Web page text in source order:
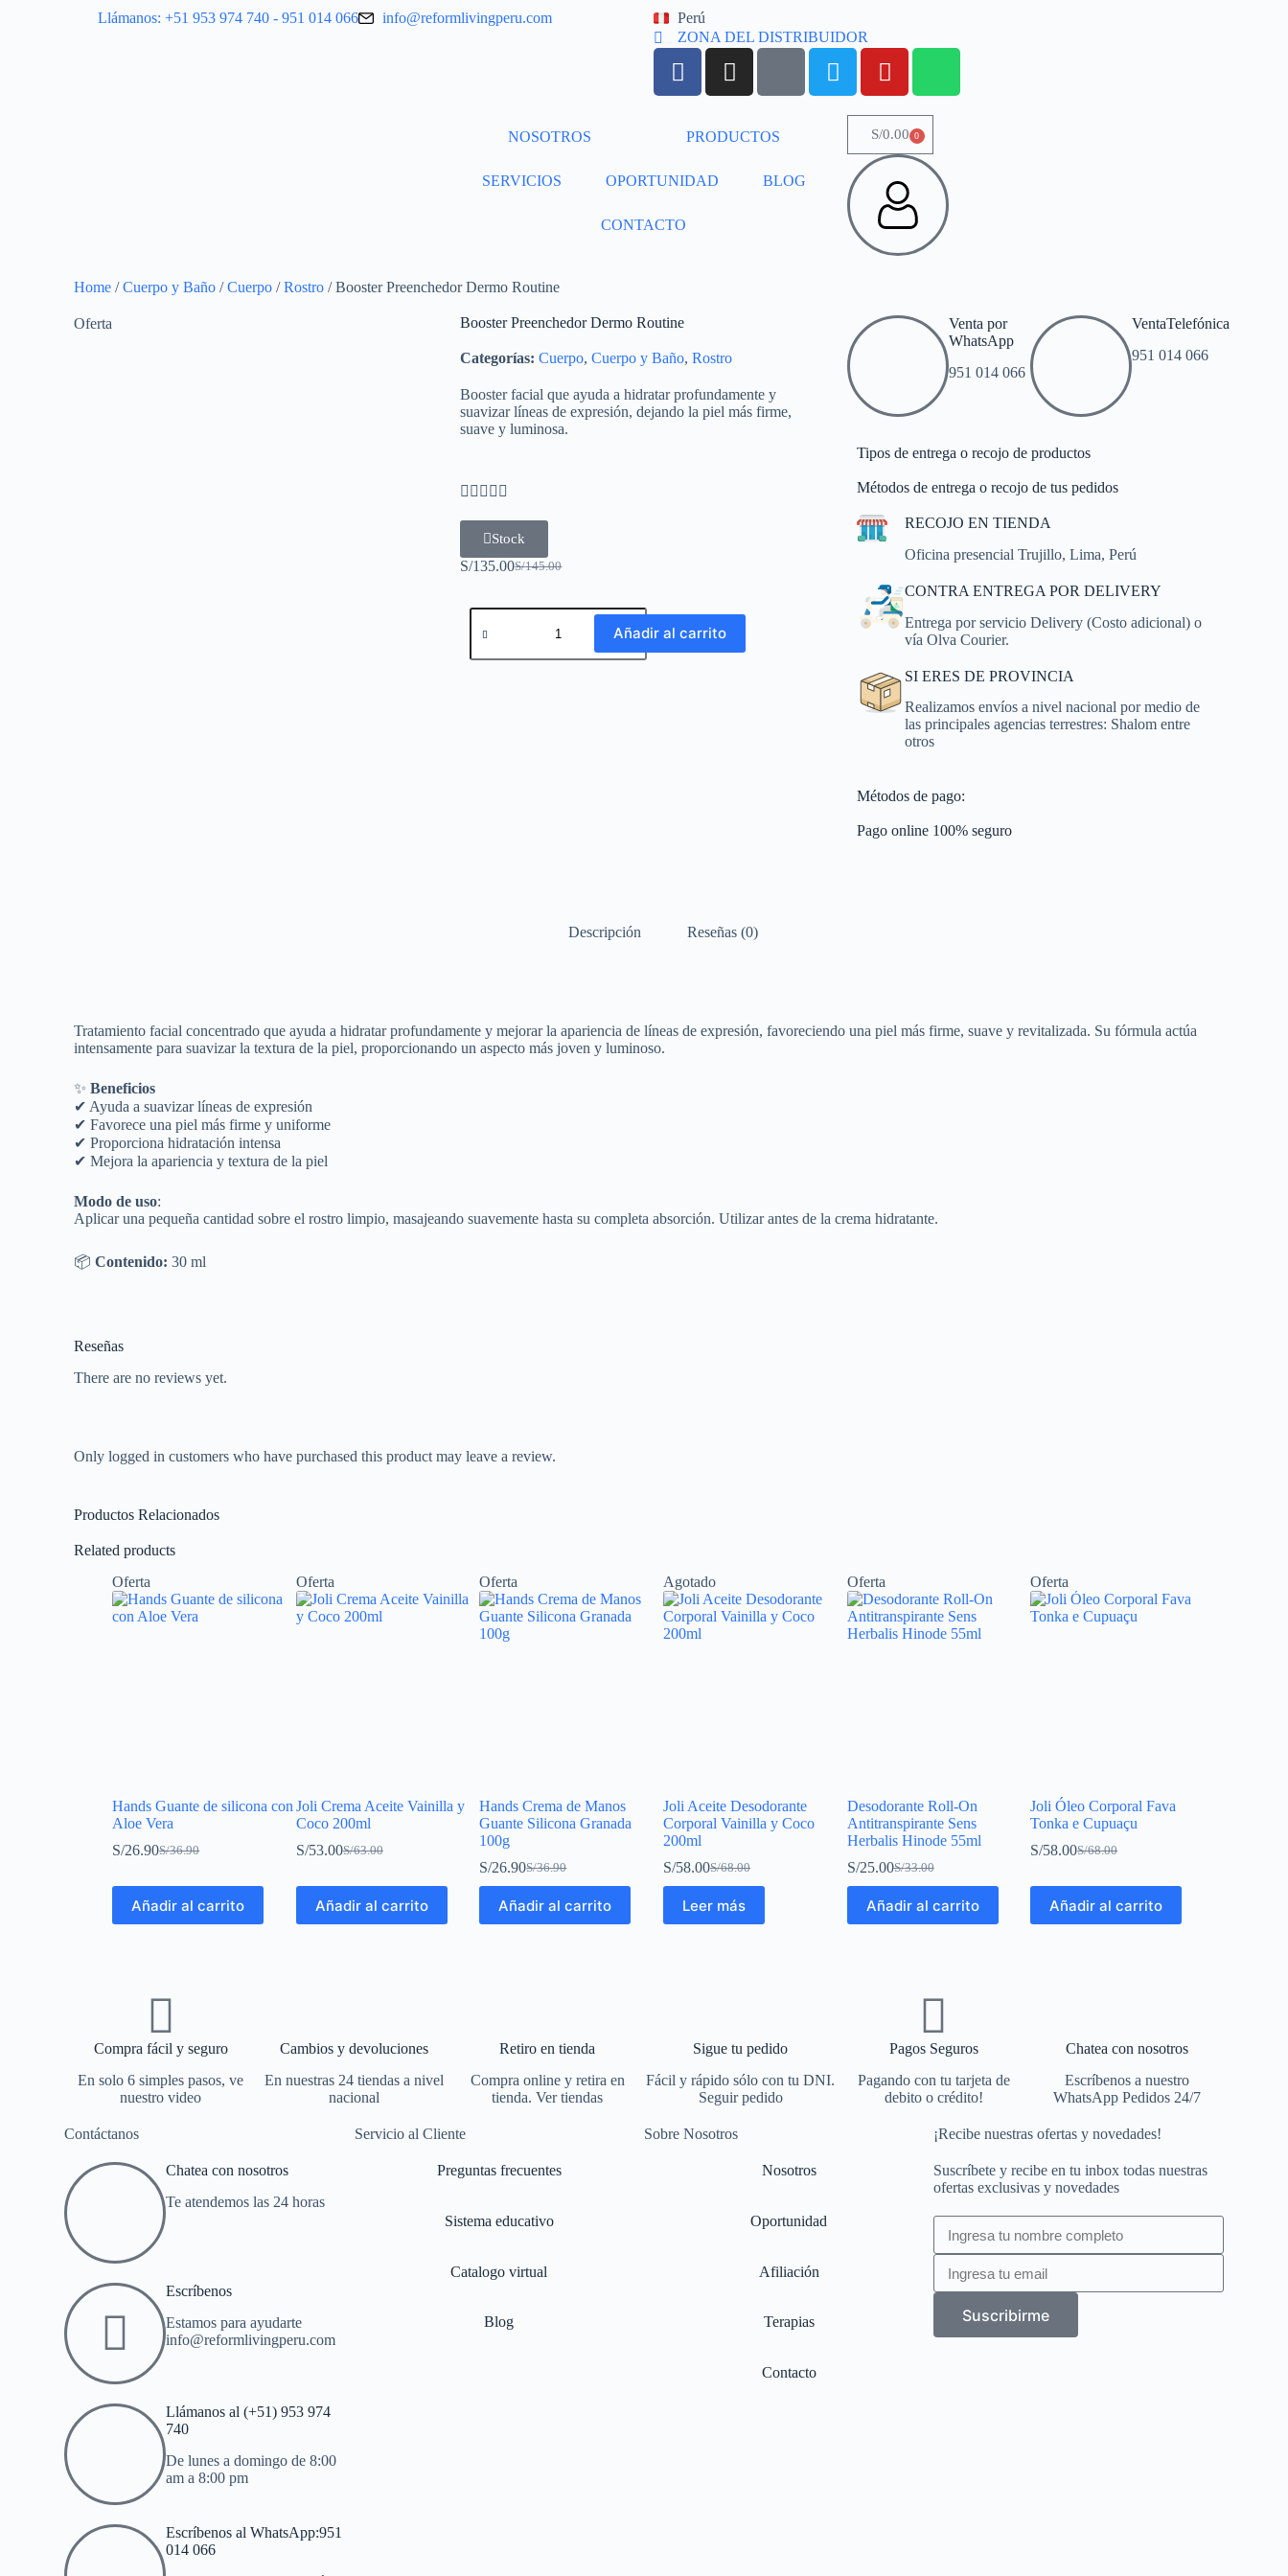
Llámanos: +51 953 974 740 - 951 014 066 info@reformlivingperu.com
Perú
ZONA DEL DISTRIBUIDOR
NOSOTROS PRODUCTOS
SERVICIOS OPORTUNIDAD BLOG
CONTACTO
S/0.00 0
Home /Cuerpo y Baño /Cuerpo /Rostro / Booster Preenchedor Dermo Routine
Oferta Booster Preenchedor Dermo Routine
Categorías: Cuerpo,Cuerpo y Baño,Rostro
Booster facial que ayuda a hidratar profundamente y
suavizar líneas de expresión, dejando la piel más firme,
suave y luminosa.
    
Stock
S/145.00
S/135.00
Añadir al carrito
Venta por
WhatsApp
951 014 066
VentaTelefónica
951 014 066
Tipos de entrega o recojo de productos
Métodos de entrega o recojo de tus pedidos
RECOJO EN TIENDA
Oficina presencial Trujillo, Lima, Perú
CONTRA ENTREGA POR DELIVERY
Entrega por servicio Delivery (Costo adicional) o
vía Olva Courier.
SI ERES DE PROVINCIA
Realizamos envíos a nivel nacional por medio de
las principales agencias terrestres: Shalom entre
otros
Métodos de pago:
Pago online 100% seguro
Descripción Reseñas (0)
Tratamiento facial concentrado que ayuda a hidratar profundamente y mejorar la apariencia de líneas de expresión, favoreciendo una piel más firme, suave y revitalizada. Su fórmula actúa
intensamente para suavizar la textura de la piel, proporcionando un aspecto más joven y luminoso.
✨Beneficios
✔ Ayuda a suavizar líneas de expresión
✔ Favorece una piel más firme y uniforme
✔ Proporciona hidratación intensa
✔ Mejora la apariencia y textura de la piel
Modo de uso:
Aplicar una pequeña cantidad sobre el rostro limpio, masajeando suavemente hasta su completa absorción. Utilizar antes de la crema hidratante.
📦Contenido: 30 ml
Reseñas
There are no reviews yet.
Only logged in customers who have purchased this product may leave a review.
Productos Relacionados
Related products
Oferta
Hands Guante de silicona con
Aloe Vera
S/36.90
S/26.90
Añadir al carrito
Oferta
Joli Crema Aceite Vainilla y
Coco 200ml
S/63.00
S/53.00
Añadir al carrito
Oferta
Hands Crema de Manos
Guante Silicona Granada
100g
S/36.90
S/26.90
Añadir al carrito
Agotado
Joli Aceite Desodorante
Corporal Vainilla y Coco
200ml
S/68.00
S/58.00
Leer más
Oferta
Desodorante Roll-On
Antitranspirante Sens
Herbalis Hinode 55ml
S/33.00
S/25.00
Añadir al carrito
Oferta
Joli Óleo Corporal Fava
Tonka e Cupuaçu
S/68.00
S/58.00
Añadir al carrito
Compra fácil y seguro
En solo 6 simples pasos, ve
nuestro video
Cambios y devoluciones
En nuestras 24 tiendas a nivel
nacional
Retiro en tienda
Compra online y retira en
tienda. Ver tiendas
Sigue tu pedido
Fácil y rápido sólo con tu DNI.
Seguir pedido
Pagos Seguros
Pagando con tu tarjeta de
debito o crédito!
Chatea con nosotros
Escríbenos a nuestro
WhatsApp Pedidos 24/7
Contáctanos
Chatea con nosotros
Te atendemos las 24 horas
Escríbenos
Estamos para ayudarte
info@reformlivingperu.com
Llámanos al (+51) 953 974
740
De lunes a domingo de 8:00
am a 8:00 pm
Escríbenos al WhatsApp:951
014 066
Servicio al Cliente
Preguntas frecuentes
Sistema educativo
Catalogo virtual
Blog
Sobre Nosotros
Nosotros
Oportunidad
Afiliación
Terapias
Contacto
¡Recibe nuestras ofertas y novedades!
Suscríbete y recibe en tu inbox todas nuestras
ofertas exclusivas y novedades
Suscribirme